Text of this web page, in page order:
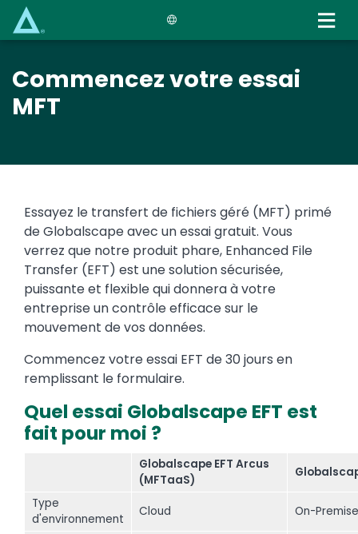
content
Commencez votre essai
MFT
Essayez le transfert de fichiers géré (MFT) primé
de Globalscape avec un essai gratuit. Vous
verrez que notre produit phare, Enhanced File
Transfer (EFT) est une solution sécurisée,
puissante et flexible qui donnera à votre
entreprise un contrôle efficace sur le
mouvement de vos données.
Commencez votre essai EFT de 30 jours en
remplissant le formulaire.
Quel essai Globalscape EFT est
fait pour moi ?
Globalscape EFT Arcus
(MFTaaS)
Type
d'environnement
Cloud On-Premise